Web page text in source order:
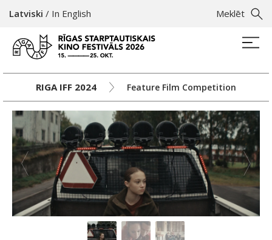
Meklēt
Latviski / In English
RIGA IFF 2024 Feature Film Competition